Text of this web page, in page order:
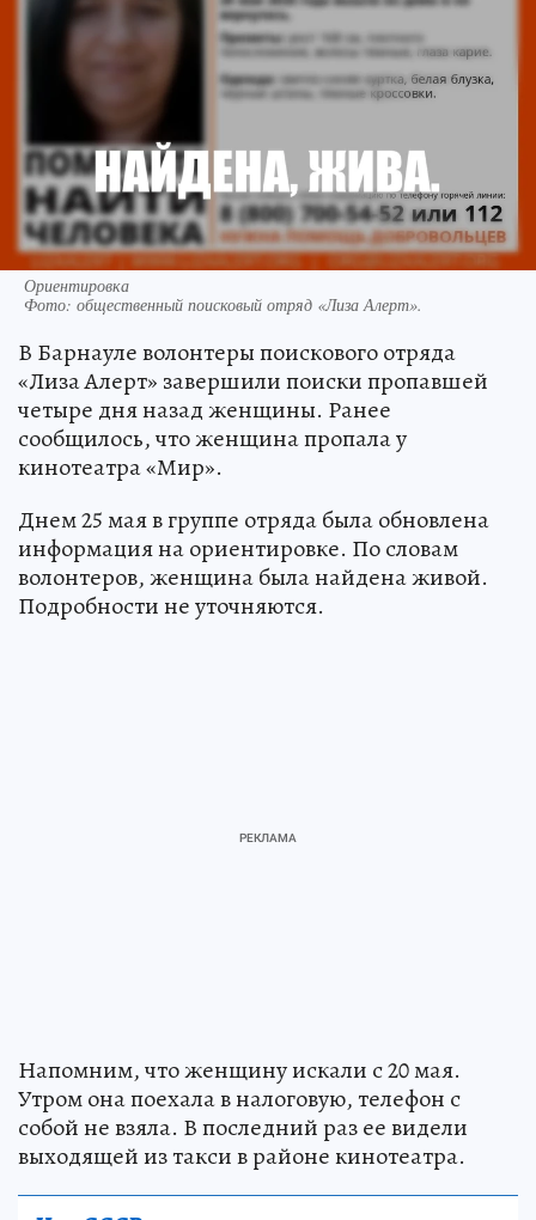
Ориентировка
Фото: общественный поисковый отряд «Лиза Алерт».
В Барнауле волонтеры поискового отряда
«Лиза Алерт» завершили поиски пропавшей
четыре дня назад женщины. Ранее
сообщилось, что женщина пропала у
кинотеатра «Мир».
Днем 25 мая в группе отряда была обновлена
информация на ориентировке. По словам
волонтеров, женщина была найдена живой.
Подробности не уточняются.
Напомним, что женщину искали с 20 мая.
Утром она поехала в налоговую, телефон с
собой не взяла. В последний раз ее видели
выходящей из такси в районе кинотеатра.